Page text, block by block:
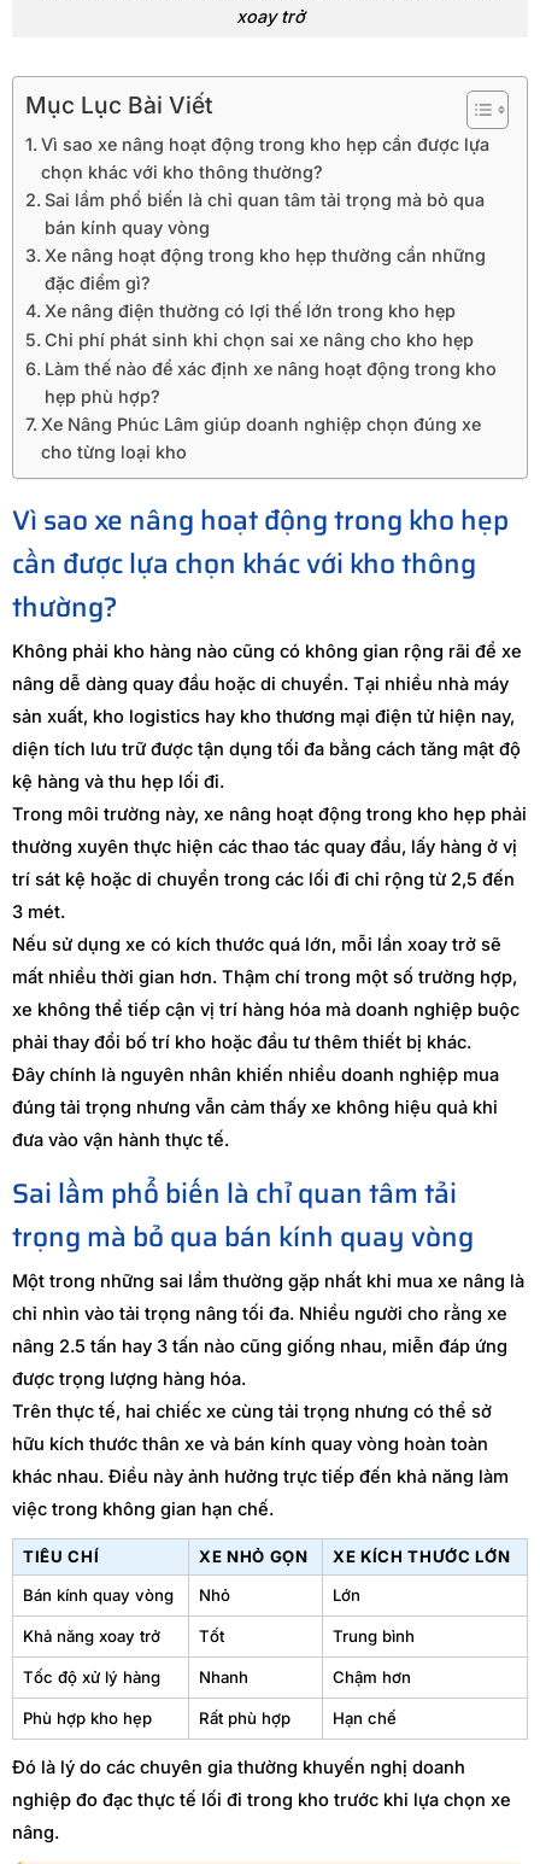
xoay trở
Mục Lục Bài Viết
Vì sao xe nâng hoạt động trong kho hẹp cần được lựa
chọn khác với kho thông thường?
Sai lầm phổ biến là chỉ quan tâm tải trọng mà bỏ qua
bán kính quay vòng
Xe nâng hoạt động trong kho hẹp thường cần những
đặc điểm gì?
Xe nâng điện thường có lợi thế lớn trong kho hẹp
Chi phí phát sinh khi chọn sai xe nâng cho kho hẹp
Làm thế nào để xác định xe nâng hoạt động trong kho
hẹp phù hợp?
Xe Nâng Phúc Lâm giúp doanh nghiệp chọn đúng xe
cho từng loại kho
Vì sao xe nâng hoạt động trong kho hẹp
cần được lựa chọn khác với kho thông
thường?
Không phải kho hàng nào cũng có không gian rộng rãi để xe
nâng dễ dàng quay đầu hoặc di chuyển. Tại nhiều nhà máy
sản xuất, kho logistics hay kho thương mại điện tử hiện nay,
diện tích lưu trữ được tận dụng tối đa bằng cách tăng mật độ
kệ hàng và thu hẹp lối đi.
Trong môi trường này, xe nâng hoạt động trong kho hẹp phải
thường xuyên thực hiện các thao tác quay đầu, lấy hàng ở vị
trí sát kệ hoặc di chuyển trong các lối đi chỉ rộng từ 2,5 đến
3 mét.
Nếu sử dụng xe có kích thước quá lớn, mỗi lần xoay trở sẽ
mất nhiều thời gian hơn. Thậm chí trong một số trường hợp,
xe không thể tiếp cận vị trí hàng hóa mà doanh nghiệp buộc
phải thay đổi bố trí kho hoặc đầu tư thêm thiết bị khác.
Đây chính là nguyên nhân khiến nhiều doanh nghiệp mua
đúng tải trọng nhưng vẫn cảm thấy xe không hiệu quả khi
đưa vào vận hành thực tế.
Sai lầm phổ biến là chỉ quan tâm tải
trọng mà bỏ qua bán kính quay vòng
Một trong những sai lầm thường gặp nhất khi mua xe nâng là
chỉ nhìn vào tải trọng nâng tối đa. Nhiều người cho rằng xe
nâng 2.5 tấn hay 3 tấn nào cũng giống nhau, miễn đáp ứng
được trọng lượng hàng hóa.
Trên thực tế, hai chiếc xe cùng tải trọng nhưng có thể sở
hữu kích thước thân xe và bán kính quay vòng hoàn toàn
khác nhau. Điều này ảnh hưởng trực tiếp đến khả năng làm
việc trong không gian hạn chế.
TIÊU CHÍ XE NHỎ GỌN
XE KÍCH THƯỚC LỚN
Bán kính quay vòng
Nhỏ Lớn
Khả năng xoay trở Tốt Trung bình
Tốc độ xử lý hàng Nhanh Chậm hơn
Phù hợp kho hẹp Rất phù hợp Hạn chế
Đó là lý do các chuyên gia thường khuyến nghị doanh
nghiệp đo đạc thực tế lối đi trong kho trước khi lựa chọn xe
nâng.